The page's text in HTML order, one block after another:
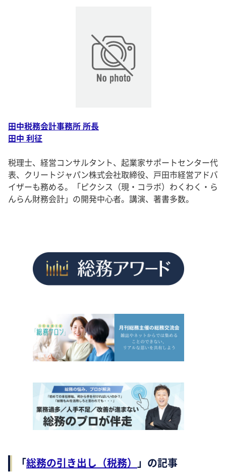
田中税務会計事務所 所長
田中 利征
税理士、経営コンサルタント、起業家サポートセンター代
表、クリートジャパン株式会社取締役、戸田市経営アドバ
イザーも務める。「ピクシス（現・コラボ）わくわく・ら
んらん財務会計」の開発中心者。講演、著書多数。
「総務の引き出し（税務） 」の記事